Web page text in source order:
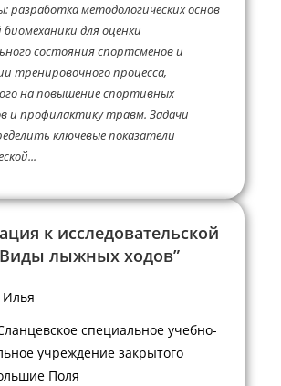
разработка методологических основ
биомеханики для оценки
состояния спортсменов и
тренировочного процесса,
на повышение спортивных
и профилактику травм. Задачи
ключевые показатели
к исследовательской
лыжных ходов”
Илья
специальное учебно-
учреждение закрытого
Поля